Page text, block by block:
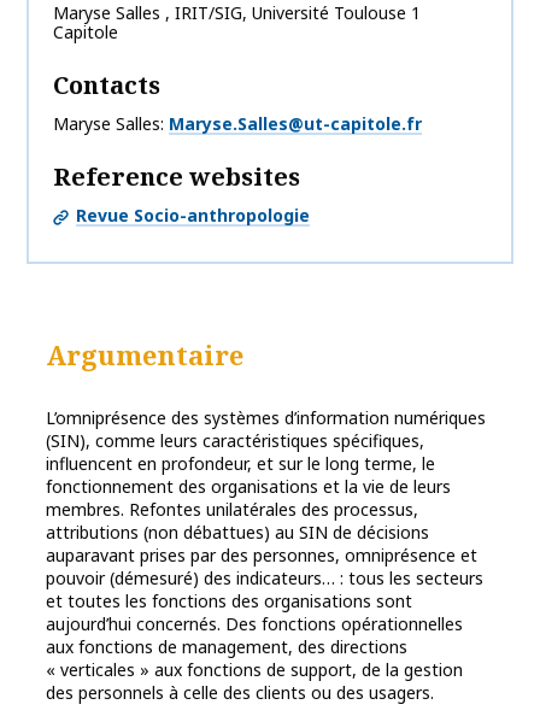
Maryse Salles , IRIT/SIG, Université Toulouse 1
Capitole
Contacts
Maryse Salles Maryse.Salles@ut-capitole.fr
Reference websites
Revue Socio-anthropologie
Argumentaire
L’omniprésence des systèmes d’information numériques
(SIN), comme leurs caractéristiques spécifiques,
influencent en profondeur, et sur le long terme, le
fonctionnement des organisations et la vie de leurs
membres. Refontes unilatérales des processus,
attributions (non débattues) au SIN de décisions
auparavant prises par des personnes, omniprésence et
pouvoir (démesuré) des indicateurs… : tous les secteurs
et toutes les fonctions des organisations sont
aujourd’hui concernés. Des fonctions opérationnelles
aux fonctions de management, des directions
« verticales » aux fonctions de support, de la gestion
des personnels à celle des clients ou des usagers.